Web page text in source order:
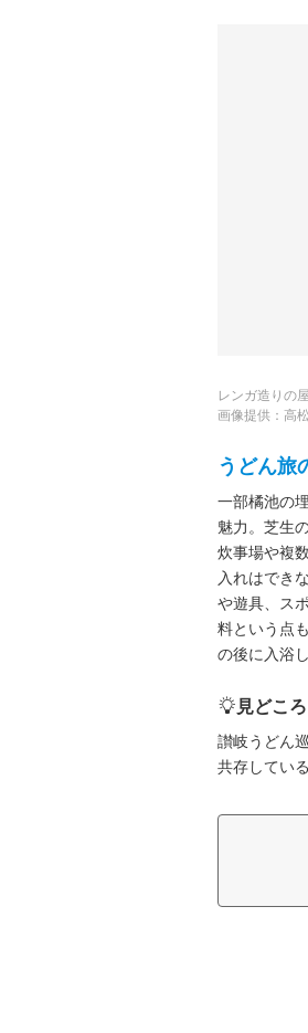
レンガ造りの
画像提供：高
うどん旅
一部橘池の
魅力。芝生
炊事場や複
入れはでき
や遊具、ス
料という点
の後に入浴
見どころ
讃岐うどん
共存してい